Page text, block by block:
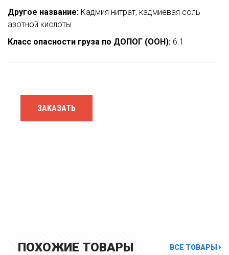
Другое название: Кадмия нитрат, кадмиевая соль
азотной кислоты
Класс опасности груза по ДОПОГ (ООН): 6.1
ЗАКАЗАТЬ
ПОХОЖИЕ ТОВАРЫ ВСЕ ТОВАРЫ